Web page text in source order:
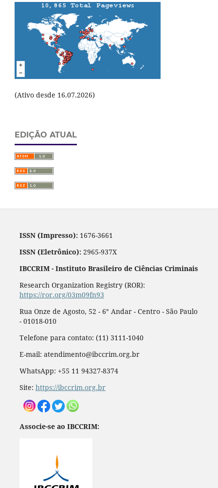
(Ativo desde 16.07.2026)
EDIÇÃO ATUAL
ISSN (Impresso):1676-3661
ISSN (Eletrônico):2965-937X
IBCCRIM - Instituto Brasileiro de Ciências Criminais
Research Organization Registry (ROR):
https://ror.org/03m09fn93
Rua Onze de Agosto, 52 - 6° Andar - Centro - São Paulo
- 01018-010
Telefone para contato: (11) 3111-1040
E-mail: atendimento@ibccrim.org.br
WhatsApp: +55 11 94327-8374
Site: https://ibccrim.org.br
Associe-se ao IBCCRIM: